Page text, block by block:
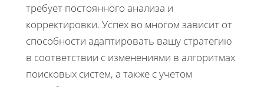
требует постоянного анализа и
корректировки. Успех во многом зависит от
способности адаптировать вашу стратегию
в соответствии с изменениями в алгоритмах
поисковых систем, а также с учетом